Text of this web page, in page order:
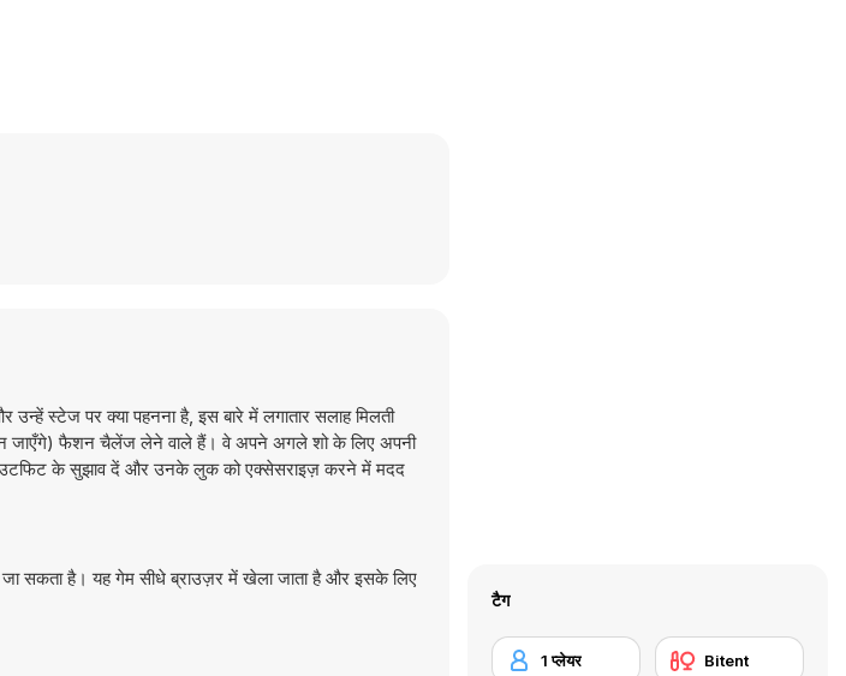
स्टेज पर क्या पहनना है, इस बारे में लगातार सलाह मिलती
जाएँगे) फैशन चैलेंज लेने वाले हैं। वे अपने अगले शो के लिए अपनी
के सुझाव दें और उनके लुक को एक्सेसराइज़ करने में मदद
सकता है। यह गेम सीधे ब्राउज़र में खेला जाता है और इसके लिए
टैग
1 प्लेयर Bitent